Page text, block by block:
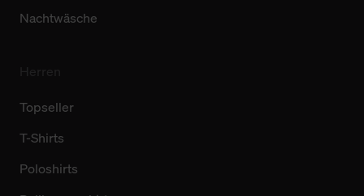
Nachtwäsche
Topseller
T-Shirts
Poloshirts